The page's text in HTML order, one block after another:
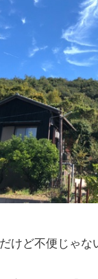
けど不便じゃな